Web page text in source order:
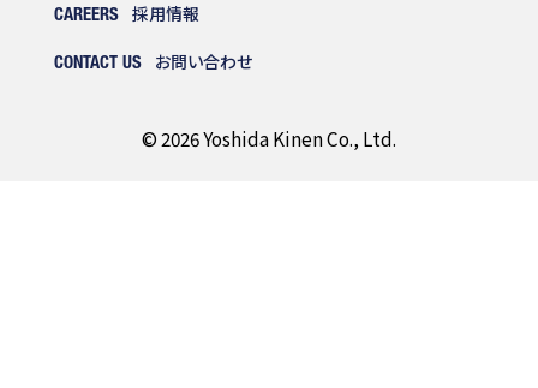
CAREERS 採用情報
CONTACT US お問い合わせ
© 2026 Yoshida Kinen Co., Ltd.